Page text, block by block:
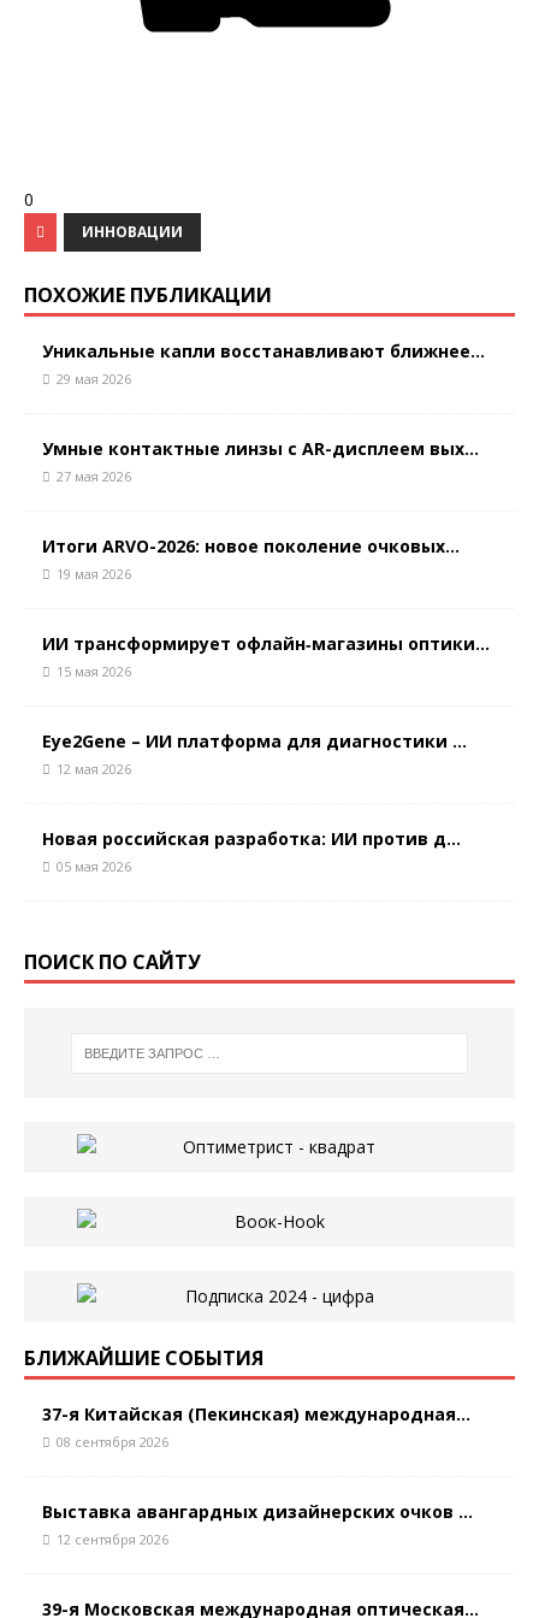
0
ИННОВАЦИИ
ПОХОЖИЕ ПУБЛИКАЦИИ
Уникальные капли восстанавливают ближнее...
29 мая 2026
Умные контактные линзы с AR-дисплеем вых...
27 мая 2026
Итоги ARVO-2026: новое поколение очковых...
19 мая 2026
ИИ трансформирует офлайн‑магазины оптики...
15 мая 2026
Eye2Gene – ИИ платформа для диагностики ...
12 мая 2026
Новая российская разработка: ИИ против д...
05 мая 2026
ПОИСК ПО САЙТУ
БЛИЖАЙШИЕ СОБЫТИЯ
37-я Китайская (Пекинская) международная...
08 сентября 2026
Выставка авангардных дизайнерских очков ...
12 сентября 2026
39-я Московская международная оптическая...